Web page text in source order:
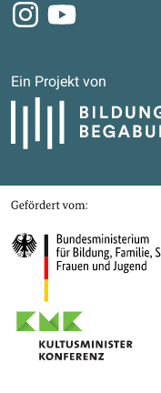
Instagram
Youtube
Ein Projekt von
Bildung und Begabung
Gefördert von
Bundesministerium für
Kultusministerkonferenz